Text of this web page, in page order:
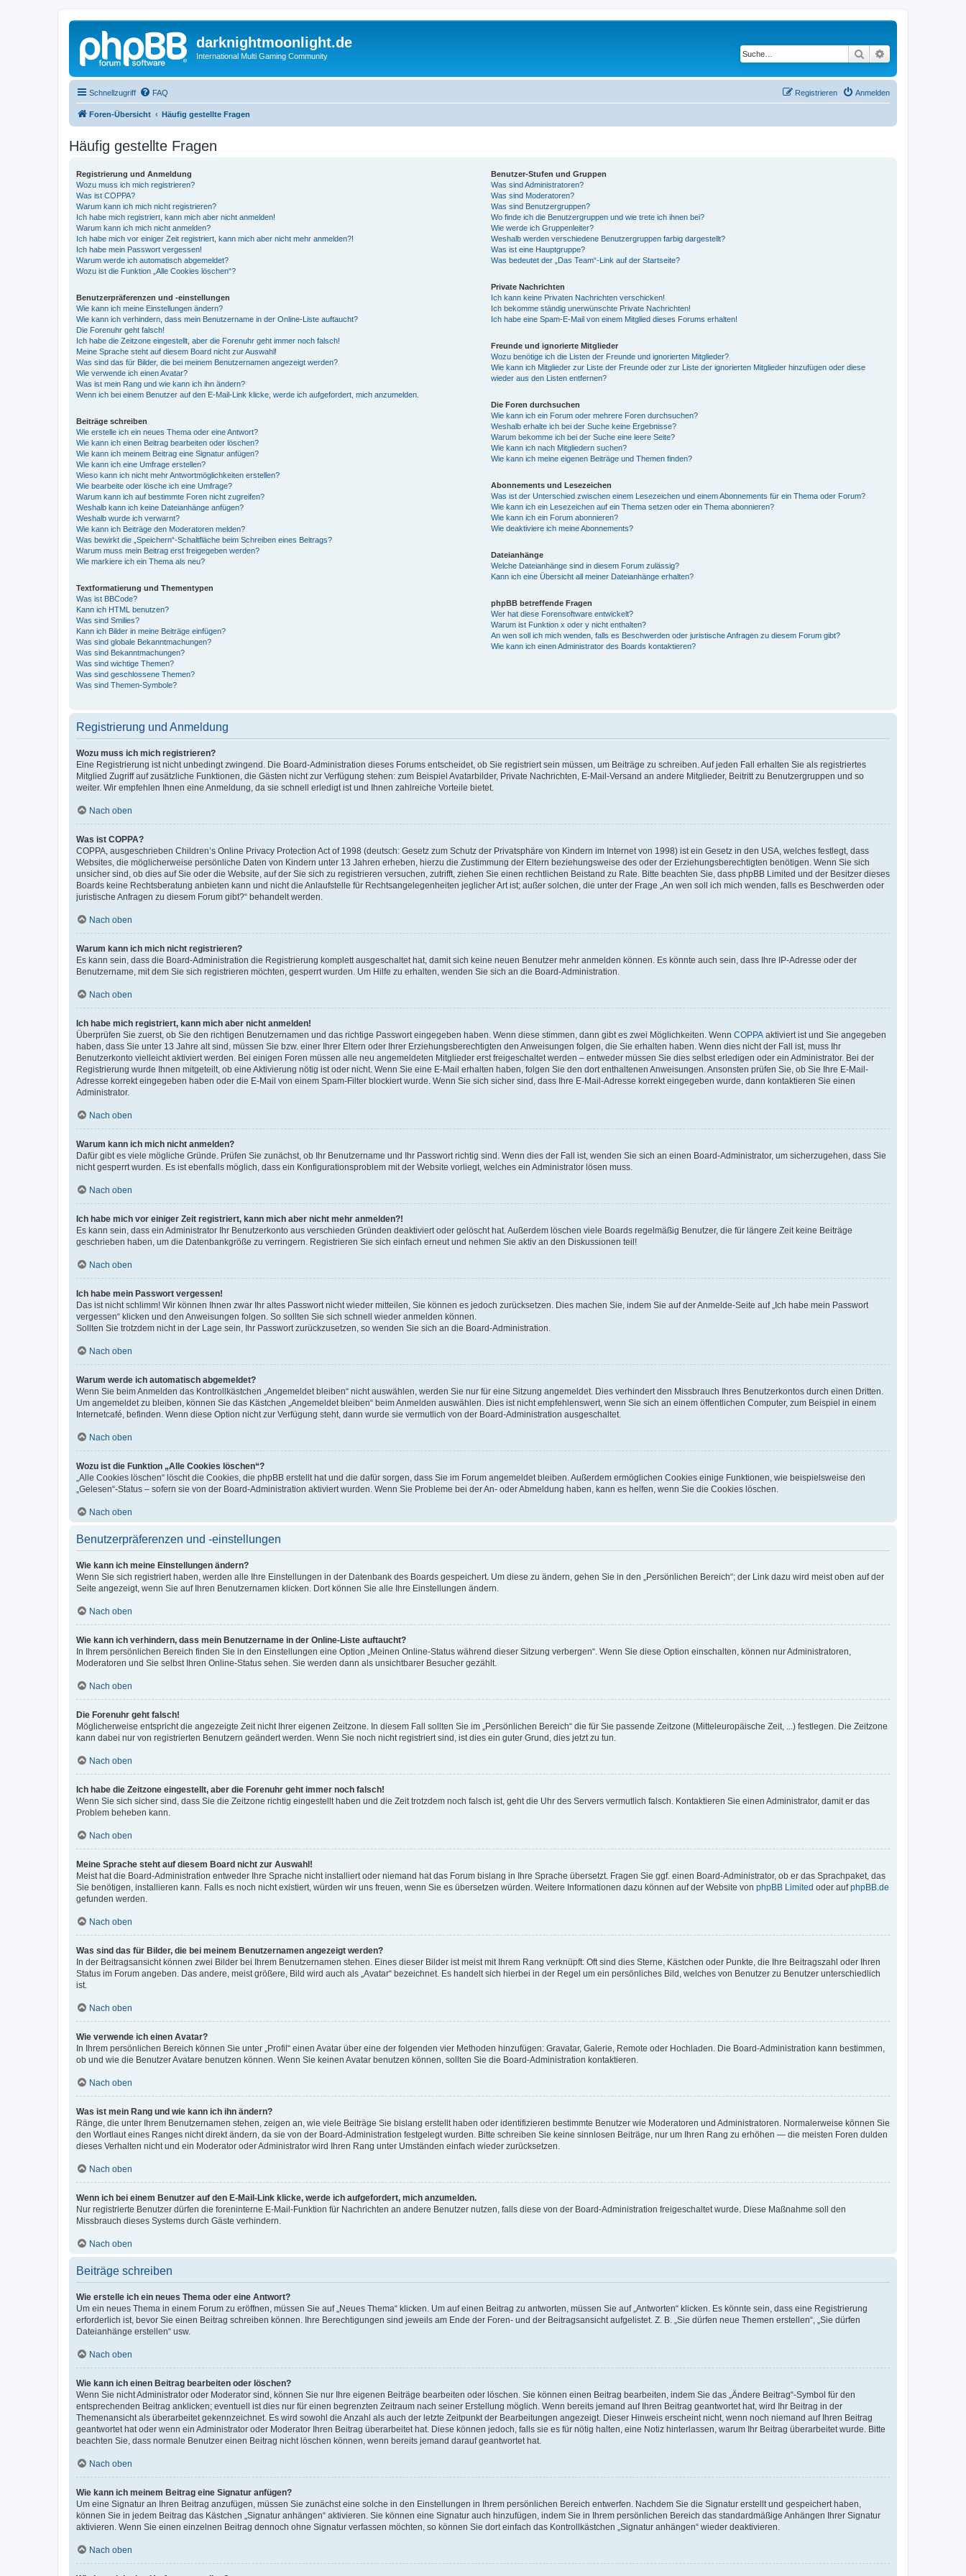
darknightmoonlight.de
International Multi Gaming Community Suche
Schnellzugriff FAQ Anmelden
Registrieren
Foren-Übersicht Häufig gestellte Fragen
Häufig gestellte Fragen
Registrierung und Anmeldung
Wozu muss ich mich registrieren?
Was ist COPPA?
Warum kann ich mich nicht registrieren?
Ich habe mich registriert, kann mich aber nicht anmelden!
Warum kann ich mich nicht anmelden?
Ich habe mich vor einiger Zeit registriert, kann mich aber nicht mehr anmelden?!
Ich habe mein Passwort vergessen!
Warum werde ich automatisch abgemeldet?
Wozu ist die Funktion „Alle Cookies löschen“?
Benutzerpräferenzen und -einstellungen
Wie kann ich meine Einstellungen ändern?
Wie kann ich verhindern, dass mein Benutzername in der Online-Liste auftaucht?
Die Forenuhr geht falsch!
Ich habe die Zeitzone eingestellt, aber die Forenuhr geht immer noch falsch!
Meine Sprache steht auf diesem Board nicht zur Auswahl!
Was sind das für Bilder, die bei meinem Benutzernamen angezeigt werden?
Wie verwende ich einen Avatar?
Was ist mein Rang und wie kann ich ihn ändern?
Wenn ich bei einem Benutzer auf den E-Mail-Link klicke, werde ich aufgefordert, mich anzumelden.
Beiträge schreiben
Wie erstelle ich ein neues Thema oder eine Antwort?
Wie kann ich einen Beitrag bearbeiten oder löschen?
Wie kann ich meinem Beitrag eine Signatur anfügen?
Wie kann ich eine Umfrage erstellen?
Wieso kann ich nicht mehr Antwortmöglichkeiten erstellen?
Wie bearbeite oder lösche ich eine Umfrage?
Warum kann ich auf bestimmte Foren nicht zugreifen?
Weshalb kann ich keine Dateianhänge anfügen?
Weshalb wurde ich verwarnt?
Wie kann ich Beiträge den Moderatoren melden?
Was bewirkt die „Speichern“-Schaltfläche beim Schreiben eines Beitrags?
Warum muss mein Beitrag erst freigegeben werden?
Wie markiere ich ein Thema als neu?
Textformatierung und Thementypen
Was ist BBCode?
Kann ich HTML benutzen?
Was sind Smilies?
Kann ich Bilder in meine Beiträge einfügen?
Was sind globale Bekanntmachungen?
Was sind Bekanntmachungen?
Was sind wichtige Themen?
Was sind geschlossene Themen?
Was sind Themen-Symbole?
Benutzer-Stufen und Gruppen
Was sind Administratoren?
Was sind Moderatoren?
Was sind Benutzergruppen?
Wo finde ich die Benutzergruppen und wie trete ich ihnen bei?
Wie werde ich Gruppenleiter?
Weshalb werden verschiedene Benutzergruppen farbig dargestellt?
Was ist eine Hauptgruppe?
Was bedeutet der „Das Team“-Link auf der Startseite?
Private Nachrichten
Ich kann keine Privaten Nachrichten verschicken!
Ich bekomme ständig unerwünschte Private Nachrichten!
Ich habe eine Spam-E-Mail von einem Mitglied dieses Forums erhalten!
Freunde und ignorierte Mitglieder
Wozu benötige ich die Listen der Freunde und ignorierten Mitglieder?
Wie kann ich Mitglieder zur Liste der Freunde oder zur Liste der ignorierten Mitglieder hinzufügen oder diese
wieder aus den Listen entfernen?
Die Foren durchsuchen
Wie kann ich ein Forum oder mehrere Foren durchsuchen?
Weshalb erhalte ich bei der Suche keine Ergebnisse?
Warum bekomme ich bei der Suche eine leere Seite?
Wie kann ich nach Mitgliedern suchen?
Wie kann ich meine eigenen Beiträge und Themen finden?
Abonnements und Lesezeichen
Was ist der Unterschied zwischen einem Lesezeichen und einem Abonnements für ein Thema oder Forum?
Wie kann ich ein Lesezeichen auf ein Thema setzen oder ein Thema abonnieren?
Wie kann ich ein Forum abonnieren?
Wie deaktiviere ich meine Abonnements?
Dateianhänge
Welche Dateianhänge sind in diesem Forum zulässig?
Kann ich eine Übersicht all meiner Dateianhänge erhalten?
phpBB betreffende Fragen
Wer hat diese Forensoftware entwickelt?
Warum ist Funktion x oder y nicht enthalten?
An wen soll ich mich wenden, falls es Beschwerden oder juristische Anfragen zu diesem Forum gibt?
Wie kann ich einen Administrator des Boards kontaktieren?
Registrierung und Anmeldung
Wozu muss ich mich registrieren?
Eine Registrierung ist nicht unbedingt zwingend. Die Board-Administration dieses Forums entscheidet, ob Sie registriert sein müssen, um Beiträge zu schreiben. Auf jeden Fall erhalten Sie als registriertes
Mitglied Zugriff auf zusätzliche Funktionen, die Gästen nicht zur Verfügung stehen: zum Beispiel Avatarbilder, Private Nachrichten, E-Mail-Versand an andere Mitglieder, Beitritt zu Benutzergruppen und so
weiter. Wir empfehlen Ihnen eine Anmeldung, da sie schnell erledigt ist und Ihnen zahlreiche Vorteile bietet.
Nach oben
Was ist COPPA?
COPPA, ausgeschrieben Children’s Online Privacy Protection Act of 1998 (deutsch: Gesetz zum Schutz der Privatsphäre von Kindern im Internet von 1998) ist ein Gesetz in den USA, welches festlegt, dass
Websites, die möglicherweise persönliche Daten von Kindern unter 13 Jahren erheben, hierzu die Zustimmung der Eltern beziehungsweise des oder der Erziehungsberechtigten benötigen. Wenn Sie sich
unsicher sind, ob dies auf Sie oder die Website, auf der Sie sich zu registrieren versuchen, zutrifft, ziehen Sie einen rechtlichen Beistand zu Rate. Bitte beachten Sie, dass phpBB Limited und der Besitzer dieses
Boards keine Rechtsberatung anbieten kann und nicht die Anlaufstelle für Rechtsangelegenheiten jeglicher Art ist; außer solchen, die unter der Frage „An wen soll ich mich wenden, falls es Beschwerden oder
juristische Anfragen zu diesem Forum gibt?“ behandelt werden.
Nach oben
Warum kann ich mich nicht registrieren?
Es kann sein, dass die Board-Administration die Registrierung komplett ausgeschaltet hat, damit sich keine neuen Benutzer mehr anmelden können. Es könnte auch sein, dass Ihre IP-Adresse oder der
Benutzername, mit dem Sie sich registrieren möchten, gesperrt wurden. Um Hilfe zu erhalten, wenden Sie sich an die Board-Administration.
Nach oben
Ich habe mich registriert, kann mich aber nicht anmelden!
Überprüfen Sie zuerst, ob Sie den richtigen Benutzernamen und das richtige Passwort eingegeben haben. Wenn diese stimmen, dann gibt es zwei Möglichkeiten. Wenn COPPA aktiviert ist und Sie angegeben
haben, dass Sie unter 13 Jahre alt sind, müssen Sie bzw. einer Ihrer Eltern oder Ihrer Erziehungsberechtigten den Anweisungen folgen, die Sie erhalten haben. Wenn dies nicht der Fall ist, muss Ihr
Benutzerkonto vielleicht aktiviert werden. Bei einigen Foren müssen alle neu angemeldeten Mitglieder erst freigeschaltet werden – entweder müssen Sie dies selbst erledigen oder ein Administrator. Bei der
Registrierung wurde Ihnen mitgeteilt, ob eine Aktivierung nötig ist oder nicht. Wenn Sie eine E-Mail erhalten haben, folgen Sie den dort enthaltenen Anweisungen. Ansonsten prüfen Sie, ob Sie Ihre E-Mail-
Adresse korrekt eingegeben haben oder die E-Mail von einem Spam-Filter blockiert wurde. Wenn Sie sich sicher sind, dass Ihre E-Mail-Adresse korrekt eingegeben wurde, dann kontaktieren Sie einen
Administrator.
Nach oben
Warum kann ich mich nicht anmelden?
Dafür gibt es viele mögliche Gründe. Prüfen Sie zunächst, ob Ihr Benutzername und Ihr Passwort richtig sind. Wenn dies der Fall ist, wenden Sie sich an einen Board-Administrator, um sicherzugehen, dass Sie
nicht gesperrt wurden. Es ist ebenfalls möglich, dass ein Konfigurationsproblem mit der Website vorliegt, welches ein Administrator lösen muss.
Nach oben
Ich habe mich vor einiger Zeit registriert, kann mich aber nicht mehr anmelden?!
Es kann sein, dass ein Administrator Ihr Benutzerkonto aus verschieden Gründen deaktiviert oder gelöscht hat. Außerdem löschen viele Boards regelmäßig Benutzer, die für längere Zeit keine Beiträge
geschrieben haben, um die Datenbankgröße zu verringern. Registrieren Sie sich einfach erneut und nehmen Sie aktiv an den Diskussionen teil!
Nach oben
Ich habe mein Passwort vergessen!
Das ist nicht schlimm! Wir können Ihnen zwar Ihr altes Passwort nicht wieder mitteilen, Sie können es jedoch zurücksetzen. Dies machen Sie, indem Sie auf der Anmelde-Seite auf „Ich habe mein Passwort
vergessen“ klicken und den Anweisungen folgen. So sollten Sie sich schnell wieder anmelden können.
Sollten Sie trotzdem nicht in der Lage sein, Ihr Passwort zurückzusetzen, so wenden Sie sich an die Board-Administration.
Nach oben
Warum werde ich automatisch abgemeldet?
Wenn Sie beim Anmelden das Kontrollkästchen „Angemeldet bleiben“ nicht auswählen, werden Sie nur für eine Sitzung angemeldet. Dies verhindert den Missbrauch Ihres Benutzerkontos durch einen Dritten.
Um angemeldet zu bleiben, können Sie das Kästchen „Angemeldet bleiben“ beim Anmelden auswählen. Dies ist nicht empfehlenswert, wenn Sie sich an einem öffentlichen Computer, zum Beispiel in einem
Internetcafé, befinden. Wenn diese Option nicht zur Verfügung steht, dann wurde sie vermutlich von der Board-Administration ausgeschaltet.
Nach oben
Wozu ist die Funktion „Alle Cookies löschen“?
„Alle Cookies löschen“ löscht die Cookies, die phpBB erstellt hat und die dafür sorgen, dass Sie im Forum angemeldet bleiben. Außerdem ermöglichen Cookies einige Funktionen, wie beispielsweise den
„Gelesen“-Status – sofern sie von der Board-Administration aktiviert wurden. Wenn Sie Probleme bei der An- oder Abmeldung haben, kann es helfen, wenn Sie die Cookies löschen.
Nach oben
Benutzerpräferenzen und -einstellungen
Wie kann ich meine Einstellungen ändern?
Wenn Sie sich registriert haben, werden alle Ihre Einstellungen in der Datenbank des Boards gespeichert. Um diese zu ändern, gehen Sie in den „Persönlichen Bereich“; der Link dazu wird meist oben auf der
Seite angezeigt, wenn Sie auf Ihren Benutzernamen klicken. Dort können Sie alle Ihre Einstellungen ändern.
Nach oben
Wie kann ich verhindern, dass mein Benutzername in der Online-Liste auftaucht?
In Ihrem persönlichen Bereich finden Sie in den Einstellungen eine Option „Meinen Online-Status während dieser Sitzung verbergen“. Wenn Sie diese Option einschalten, können nur Administratoren,
Moderatoren und Sie selbst Ihren Online-Status sehen. Sie werden dann als unsichtbarer Besucher gezählt.
Nach oben
Die Forenuhr geht falsch!
Möglicherweise entspricht die angezeigte Zeit nicht Ihrer eigenen Zeitzone. In diesem Fall sollten Sie im „Persönlichen Bereich“ die für Sie passende Zeitzone (Mitteleuropäische Zeit, ...) festlegen. Die Zeitzone
kann dabei nur von registrierten Benutzern geändert werden. Wenn Sie noch nicht registriert sind, ist dies ein guter Grund, dies jetzt zu tun.
Nach oben
Ich habe die Zeitzone eingestellt, aber die Forenuhr geht immer noch falsch!
Wenn Sie sich sicher sind, dass Sie die Zeitzone richtig eingestellt haben und die Zeit trotzdem noch falsch ist, geht die Uhr des Servers vermutlich falsch. Kontaktieren Sie einen Administrator, damit er das
Problem beheben kann.
Nach oben
Meine Sprache steht auf diesem Board nicht zur Auswahl!
Meist hat die Board-Administration entweder Ihre Sprache nicht installiert oder niemand hat das Forum bislang in Ihre Sprache übersetzt. Fragen Sie ggf. einen Board-Administrator, ob er das Sprachpaket, das
Sie benötigen, installieren kann. Falls es noch nicht existiert, würden wir uns freuen, wenn Sie es übersetzen würden. Weitere Informationen dazu können auf der Website von phpBB Limited oder aufphpBB.de
gefunden werden.
Nach oben
Was sind das für Bilder, die bei meinem Benutzernamen angezeigt werden?
In der Beitragsansicht können zwei Bilder bei Ihrem Benutzernamen stehen. Eines dieser Bilder ist meist mit Ihrem Rang verknüpft: Oft sind dies Sterne, Kästchen oder Punkte, die Ihre Beitragszahl oder Ihren
Status im Forum angeben. Das andere, meist größere, Bild wird auch als „Avatar“ bezeichnet. Es handelt sich hierbei in der Regel um ein persönliches Bild, welches von Benutzer zu Benutzer unterschiedlich
ist.
Nach oben
Wie verwende ich einen Avatar?
In Ihrem persönlichen Bereich können Sie unter „Profil“ einen Avatar über eine der folgenden vier Methoden hinzufügen: Gravatar, Galerie, Remote oder Hochladen. Die Board-Administration kann bestimmen,
ob und wie die Benutzer Avatare benutzen können. Wenn Sie keinen Avatar benutzen können, sollten Sie die Board-Administration kontaktieren.
Nach oben
Was ist mein Rang und wie kann ich ihn ändern?
Ränge, die unter Ihrem Benutzernamen stehen, zeigen an, wie viele Beiträge Sie bislang erstellt haben oder identifizieren bestimmte Benutzer wie Moderatoren und Administratoren. Normalerweise können Sie
den Wortlaut eines Ranges nicht direkt ändern, da sie von der Board-Administration festgelegt wurden. Bitte schreiben Sie keine sinnlosen Beiträge, nur um Ihren Rang zu erhöhen — die meisten Foren dulden
dieses Verhalten nicht und ein Moderator oder Administrator wird Ihren Rang unter Umständen einfach wieder zurücksetzen.
Nach oben
Wenn ich bei einem Benutzer auf den E-Mail-Link klicke, werde ich aufgefordert, mich anzumelden.
Nur registrierte Benutzer dürfen die foreninterne E-Mail-Funktion für Nachrichten an andere Benutzer nutzen, falls diese von der Board-Administration freigeschaltet wurde. Diese Maßnahme soll den
Missbrauch dieses Systems durch Gäste verhindern.
Nach oben
Beiträge schreiben
Wie erstelle ich ein neues Thema oder eine Antwort?
Um ein neues Thema in einem Forum zu eröffnen, müssen Sie auf „Neues Thema“ klicken. Um auf einen Beitrag zu antworten, müssen Sie auf „Antworten“ klicken. Es könnte sein, dass eine Registrierung
erforderlich ist, bevor Sie einen Beitrag schreiben können. Ihre Berechtigungen sind jeweils am Ende der Foren- und der Beitragsansicht aufgelistet. Z. B. „Sie dürfen neue Themen erstellen“, „Sie dürfen
Dateianhänge erstellen“ usw.
Nach oben
Wie kann ich einen Beitrag bearbeiten oder löschen?
Wenn Sie nicht Administrator oder Moderator sind, können Sie nur Ihre eigenen Beiträge bearbeiten oder löschen. Sie können einen Beitrag bearbeiten, indem Sie das „Ändere Beitrag“-Symbol für den
entsprechenden Beitrag anklicken; eventuell ist dies nur für einen begrenzten Zeitraum nach seiner Erstellung möglich. Wenn bereits jemand auf Ihren Beitrag geantwortet hat, wird Ihr Beitrag in der
Themenansicht als überarbeitet gekennzeichnet. Es wird sowohl die Anzahl als auch der letzte Zeitpunkt der Bearbeitungen angezeigt. Dieser Hinweis erscheint nicht, wenn noch niemand auf Ihren Beitrag
geantwortet hat oder wenn ein Administrator oder Moderator Ihren Beitrag überarbeitet hat. Diese können jedoch, falls sie es für nötig halten, eine Notiz hinterlassen, warum Ihr Beitrag überarbeitet wurde. Bitte
beachten Sie, dass normale Benutzer einen Beitrag nicht löschen können, wenn bereits jemand darauf geantwortet hat.
Nach oben
Wie kann ich meinem Beitrag eine Signatur anfügen?
Um eine Signatur an Ihren Beitrag anzufügen, müssen Sie zunächst eine solche in den Einstellungen in Ihrem persönlichen Bereich entwerfen. Nachdem Sie die Signatur erstellt und gespeichert haben,
können Sie in jedem Beitrag das Kästchen „Signatur anhängen“ aktivieren. Sie können eine Signatur auch hinzufügen, indem Sie in Ihrem persönlichen Bereich das standardmäßige Anhängen Ihrer Signatur
aktivieren. Wenn Sie einen einzelnen Beitrag dennoch ohne Signatur verfassen möchten, so können Sie dort einfach das Kontrollkästchen „Signatur anhängen“ wieder deaktivieren.
Nach oben